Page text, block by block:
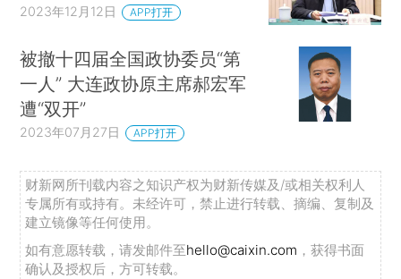
2023年12月12日 APP打开
被撤十四届全国政协委员“第
一人” 大连政协原主席郝宏军
遭“双开”
2023年07月27日 APP打开
财新网所刊载内容之知识产权为财新传媒及/或相关权利人
专属所有或持有。未经许可，禁止进行转载、摘编、复制及
建立镜像等任何使用。
如有意愿转载，请发邮件至hello@caixin.com ，获得书面
确认及授权后，方可转载。